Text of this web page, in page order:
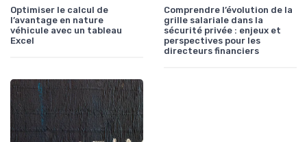
Optimiser le calcul de
l’avantage en nature
véhicule avec un tableau
Excel
Comprendre l’évolution de la
grille salariale dans la
sécurité privée : enjeux et
perspectives pour les
directeurs financiers